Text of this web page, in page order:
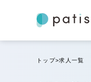
トップ 求人一覧